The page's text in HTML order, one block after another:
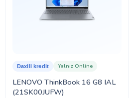
LENOVO ThinkBook 16 G8 IAL
(21SK00JUFW)
Daxili kredit Yalnız Online